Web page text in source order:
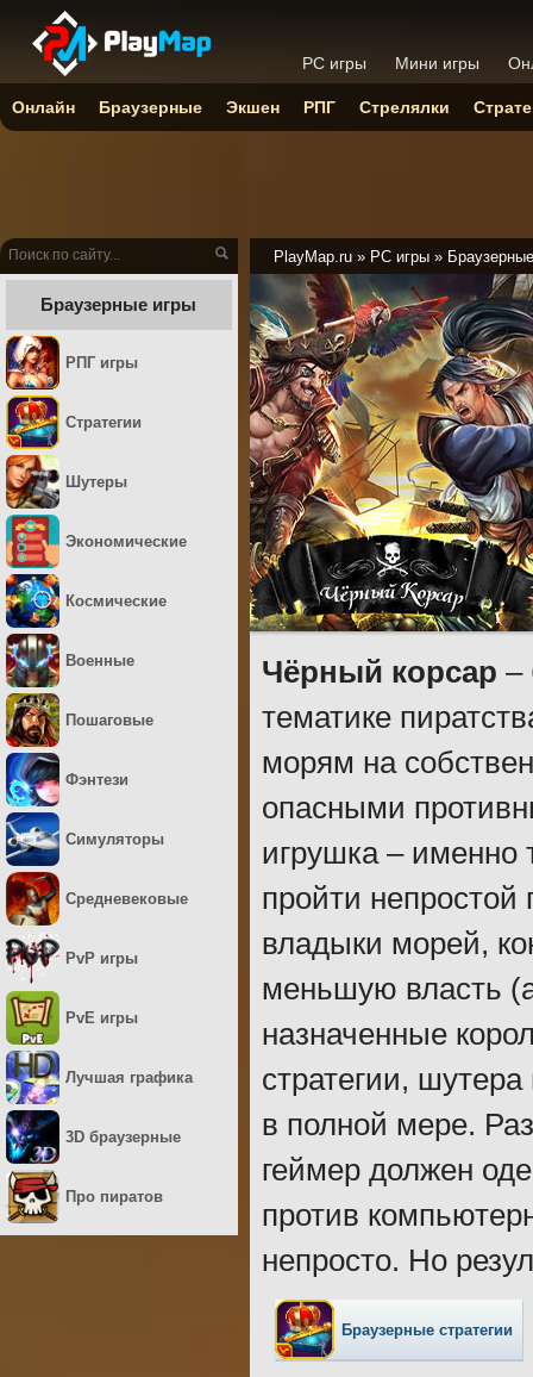
PlayMap.ru » PC игры » Браузерные
Чёрный корсар –
тематике
морям на
опасными
игрушка – именно
пройти непростой
владыки морей,
меньшую власть
назначенные
стратегии,
в полной мере.
геймер должен
против
непросто. Но
Браузерные стратегии
Браузерные игры
РПГ игры
Стратегии
Шутеры
Экономические
Космические
Военные
Пошаговые
Фэнтези
Симуляторы
Средневековые
PvP игры
PvE игры
Лучшая графика
3D браузерные
Про пиратов
PC игры Мини игры
Онлайн Браузерные Экшен РПГ Стрелялки